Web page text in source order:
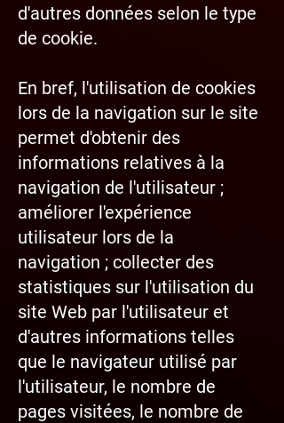
d'autres données selon le type
de cookie.
En bref, l'utilisation de cookies
lors de la navigation sur le site
permet d'obtenir des
informations relatives à la
navigation de l'utilisateur ;
améliorer l'expérience
utilisateur lors de la
navigation ; collecter des
statistiques sur l'utilisation du
site Web par l'utilisateur et
d'autres informations telles
que le navigateur utilisé par
l'utilisateur, le nombre de
pages visitées, le nombre de